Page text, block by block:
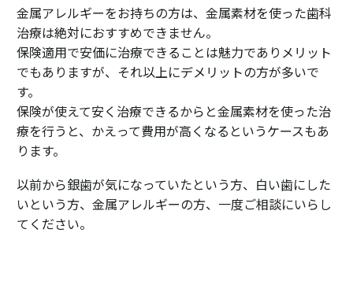
金属アレルギーをお持ちの方は、金属素材を使った歯科
治療は絶対におすすめできません。
保険適用で安価に治療できることは魅力でありメリット
でもありますが、それ以上にデメリットの方が多いで
す。
保険が使えて安く治療できるからと金属素材を使った治
療を行うと、かえって費用が高くなるというケースもあ
ります。
以前から銀歯が気になっていたという方、白い歯にした
いという方、金属アレルギーの方、一度ご相談にいらし
てください。